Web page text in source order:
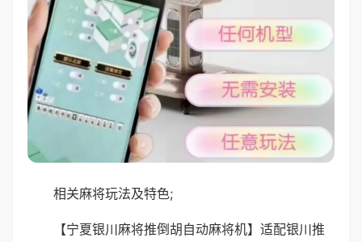
相关麻将玩法及特色;
【宁夏银川麻将推倒胡自动麻将机】适配银川推